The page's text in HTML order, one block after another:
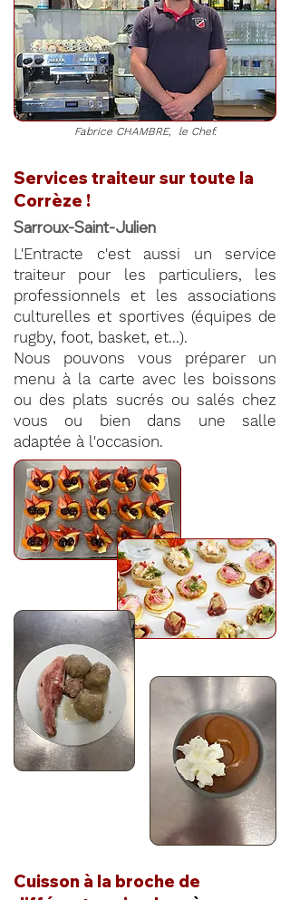
Fabrice CHAMBRE, le Chef.
Services traiteur sur toute la
Corrèze !
Sarroux-Saint-Julien
L'Entracte c'est aussi un service
traiteur pour les particuliers, les
professionnels et les associations
culturelles et sportives (équipes de
rugby, foot, basket, et...).
Nous pouvons vous préparer un
menu à la carte avec les boissons
ou des plats sucrés ou salés chez
vous ou bien dans une salle
adaptée à l'occasion.
Cuisson à la broche de